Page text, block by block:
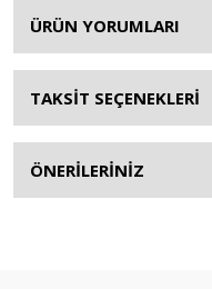
ÜRÜN YORUMLARI
TAKSİT SEÇENEKLERİ
ÖNERİLERİNİZ